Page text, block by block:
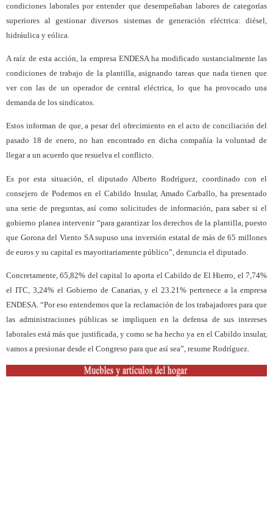
condiciones laborales por entender que desempeñaban labores de categorías
superiores al gestionar diversos sistemas de generación eléctrica: diésel,
hidráulica y eólica.
A raíz de esta acción, la empresa ENDESA ha modificado sustancialmente las
condiciones de trabajo de la plantilla, asignando tareas que nada tienen que
ver con las de un operador de central eléctrica, lo que ha provocado una
demanda de los sindicatos.
Estos informan de que, a pesar del ofrecimiento en el acto de conciliación del
pasado 18 de enero, no han encontrado en dicha compañía la voluntad de
llegar a un acuerdo que resuelva el conflicto.
Es por esta situación, el diputado Alberto Rodríguez, coordinado con el
consejero de Podemos en el Cabildo Insular, Amado Carballo, ha presentado
una serie de preguntas, así como solicitudes de información, para saber si el
gobierno planea intervenir “para garantizar los derechos de la plantilla, puesto
que Gorona del Viento SA supuso una inversión estatal de más de 65 millones
de euros y su capital es mayoritariamente público”, denuncia el diputado.
Concretamente, 65,82% del capital lo aporta el Cabildo de El Hierro, el 7,74%
el ITC, 3,24% el Gobierno de Canarias, y el 23.21% pertenece a la empresa
ENDESA. “Por eso entendemos que la reclamación de los trabajadores para que
las administraciones públicas se impliquen en la defensa de sus intereses
laborales está más que justificada, y como se ha hecho ya en el Cabildo insular,
vamos a presionar desde el Congreso para que así sea”, resume Rodríguez.